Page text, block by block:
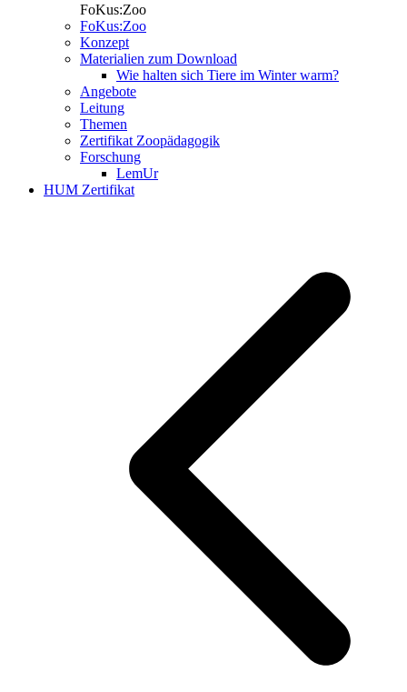
FoKus:Zoo
FoKus:Zoo
Konzept
Materialien zum Download
Wie halten sich Tiere im Winter warm?
Angebote
Leitung
Themen
Zertifikat Zoopädagogik
Forschung
LemUr
HUM Zertifikat